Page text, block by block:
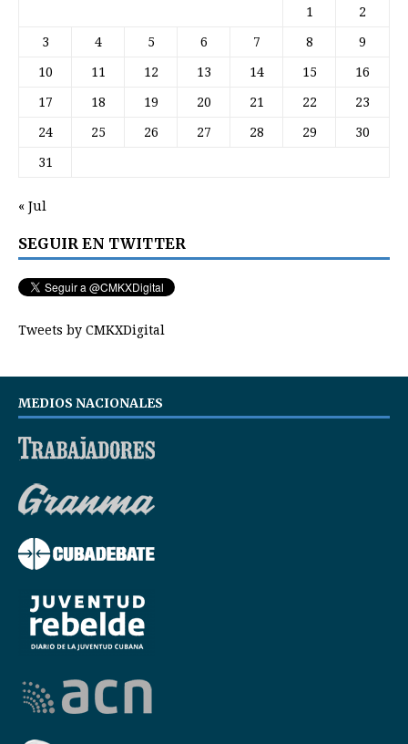
1 2
3 4 5 6 7 8 9
10 11 12 13 14 15 16
17 18 19 20 21 22 23
24 25 26 27 28 29 30
31
« Jul
SEGUIR EN TWITTER
Tweets by CMKXDigital
MEDIOS NACIONALES